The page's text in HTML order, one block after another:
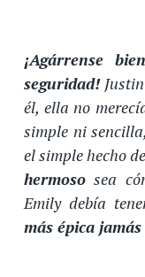
¡Agárrense
seguridad!
él, ella no
simple ni
el simple hecho
hermoso sea
Emily debía
más épica jamás